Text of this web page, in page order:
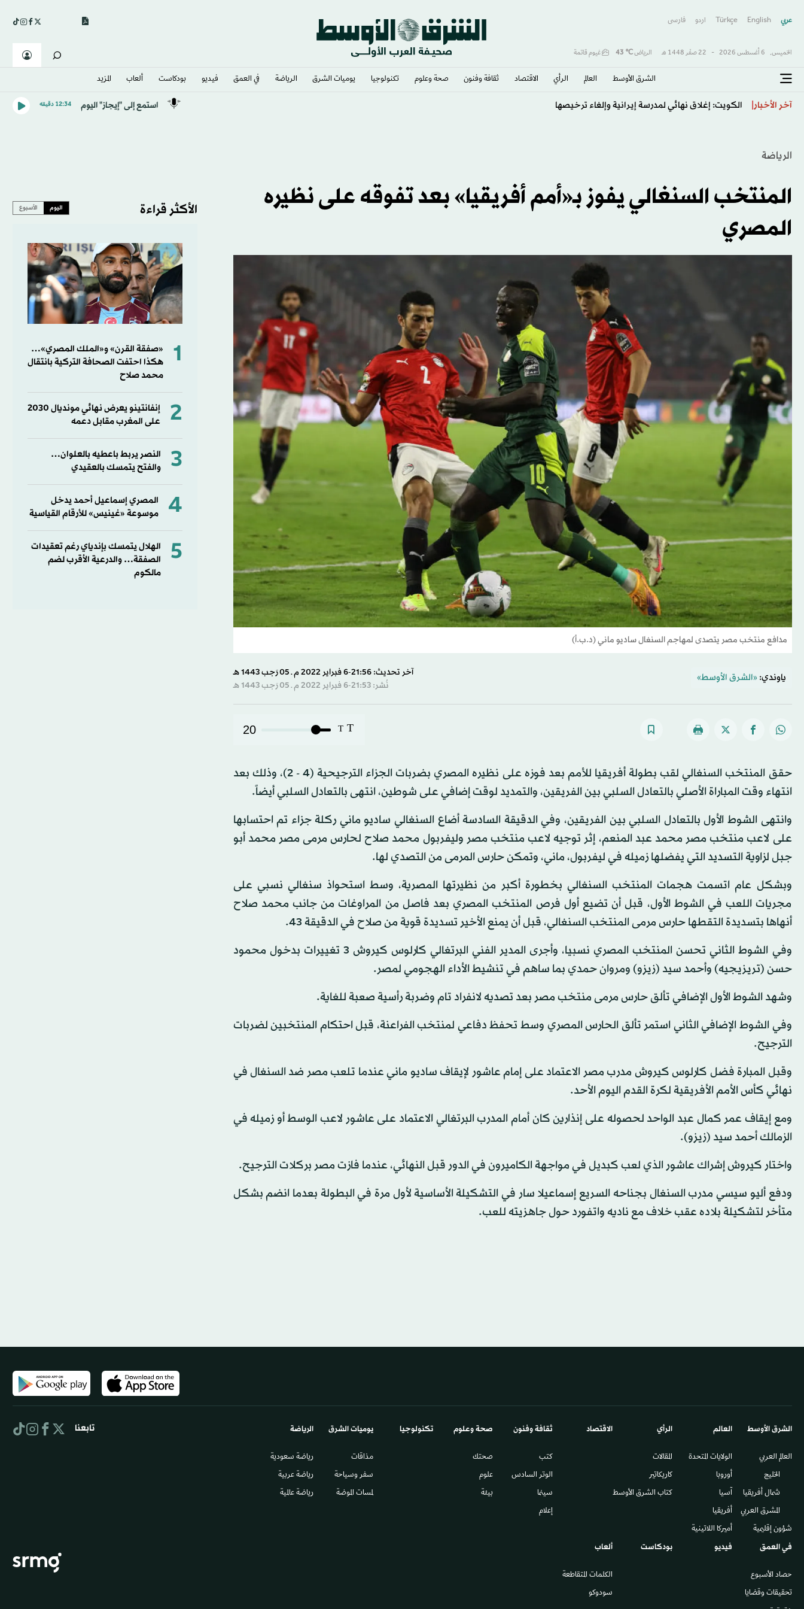
عربي English
Türkçe اردو فارسى
الخميس, 6 أغسطس 2026 - 22 صفَر 1448 هـ الرياض℃
43 غيوم قاتمة
الشرق الأوسط​ العالم الرأي الاقتصاد ثقافة وفنون صحة وعلوم تكنولوجيا يوميات الشرق​ الرياضة في العمق فيديو بودكاست ألعاب المزيد
آخر الأخبار
هجوم حوثي واسع على معسكرات القوات اليمنية يهدد بإعادة الحرب إلى المربع الأول
استمع إلى "إيجاز" اليوم 12:34 دقيقه
الرياضة
المنتخب السنغالي يفوز بـ«أمم أفريقيا» بعد تفوقه على نظيره
المصري
مدافع منتخب مصر يتصدى لمهاجم السنغال ساديو ماني (د.ب.أ)
ياوندي: «الشرق الأوسط»
آخر تحديث: 21:56-6 فبراير 2022 م ـ 05 رَجب 1443 هـ
نُشر: 21:53-6 فبراير 2022 م ـ 05 رَجب 1443 هـ
T
T
20
حقق المنتخب السنغالي لقب بطولة أفريقيا للأمم بعد فوزه على نظيره المصري بضربات الجزاء الترجيحية (4 - 2)، وذلك بعد
انتهاء وقت المباراة الأصلي بالتعادل السلبي بين الفريقين، والتمديد لوقت إضافي على شوطين، انتهى بالتعادل السلبي أيضاً.
وانتهى الشوط الأول بالتعادل السلبي بين الفريقين، وفي الدقيقة السادسة أضاع السنغالي ساديو ماني ركلة جزاء تم احتسابها
على لاعب منتخب مصر محمد عبد المنعم، إثر توجيه لاعب منتخب مصر وليفربول محمد صلاح لحارس مرمى مصر محمد أبو
جبل لزاوية التسديد التي يفضلها زميله في ليفربول، ماني، وتمكن حارس المرمى من التصدي لها.
وبشكل عام اتسمت هجمات المنتخب السنغالي بخطورة أكبر من نظيرتها المصرية، وسط استحواذ سنغالي نسبي على
مجريات اللعب في الشوط الأول، قبل أن تضيع أول فرص المنتخب المصري بعد فاصل من المراوغات من جانب محمد صلاح
أنهاها بتسديدة التقطها حارس مرمى المنتخب السنغالي، قبل أن يمنع الأخير تسديدة قوية من صلاح في الدقيقة 43.
وفي الشوط الثاني تحسن المنتخب المصري نسبيا، وأجرى المدير الفني البرتغالي كارلوس كيروش 3 تغييرات بدخول محمود
حسن (تريزيجيه) وأحمد سيد (زيزو) ومروان حمدي بما ساهم في تنشيط الأداء الهجومي لمصر.
وشهد الشوط الأول الإضافي تألق حارس مرمى منتخب مصر بعد تصديه لانفراد تام وضربة رأسية صعبة للغاية.
وفي الشوط الإضافي الثاني استمر تألق الحارس المصري وسط تحفظ دفاعي لمنتخب الفراعنة، قبل احتكام المنتخبين لضربات
الترجيح.
وقبل المبارة فضل كارلوس كيروش مدرب مصر الاعتماد على إمام عاشور لإيقاف ساديو ماني عندما تلعب مصر ضد السنغال في
نهائي كأس الأمم الأفريقية لكرة القدم اليوم الأحد.
ومع إيقاف عمر كمال عبد الواحد لحصوله على إنذارين كان أمام المدرب البرتغالي الاعتماد على عاشور لاعب الوسط أو زميله في
الزمالك أحمد سيد (زيزو).
واختار كيروش إشراك عاشور الذي لعب كبديل في مواجهة الكاميرون في الدور قبل النهائي، عندما فازت مصر بركلات الترجيح.
ودفع أليو سيسي مدرب السنغال بجناحه السريع إسماعيلا سار في التشكيلة الأساسية لأول مرة في البطولة بعدما انضم بشكل
متأخر لتشكيلة بلاده عقب خلاف مع ناديه واتفورد حول جاهزيته للعب.
الأكثر قراءة اليوم الأسبوع
1
«صفقة القرن» و«الملك المصري»…
هكذا احتفت الصحافة التركية بانتقال
محمد صلاح
2
إنفانتينو يعرض نهائي مونديال 2030
على المغرب مقابل دعمه
3
النصر يربط باعطيه بالعلوان…
والفتح يتمسك بالعقيدي
4
المصري إسماعيل أحمد يدخل
موسوعة «غينيس» للأرقام القياسية
5
الهلال يتمسك بإندياي رغم تعقيدات
الصفقة… والدرعية الأقرب لضم
مالكوم
الشرق الأوسط​
العالم العربي
الخليج
شمال أفريقيا
المشرق العربي
شؤون إقليمية
العالم
الولايات المتحدة
أوروبا
آسيا
أفريقيا
أميركا اللاتينية
الرأي
المقالات
كاريكاتير
كتاب الشرق الأوسط
الاقتصاد ثقافة وفنون
كتب
الوتر السادس​
سينما
إعلام
صحة وعلوم
صحتك
علوم
بيئة
تكنولوجيا يوميات الشرق​
مذاقات
سفر وسياحة
لمسات الموضة
الرياضة
رياضة سعودية
رياضة عربية
رياضة عالمية
في العمق
حصاد الأسبوع
تحقيقات وقضايا
فيديو بودكاست ألعاب
الكلمات المتقاطعة
سودوكو
تابعنا